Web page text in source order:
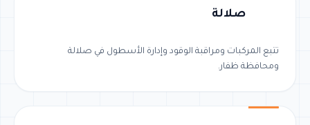
صلالة
تتبع المركبات ومراقبة الوقود وإدارة الأسطول في صلالة
ومحافظة ظفار.